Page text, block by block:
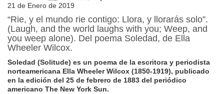
21 de Enero de 2019
“Rie, y el mundo rie contigo: Llora, y llorarás solo”.
(Laugh, and the world laughs with you; Weep, and
you weep alone). Del poema Soledad, de Ella
Wheeler Wilcox.
Soledad (Solitude) es un poema de la escritora y periodista
norteamericana Ella Wheeler Wilcox (1850-1919), publicado
en la edición del 25 de febrero de 1883 del periódico
americano The New York Sun.